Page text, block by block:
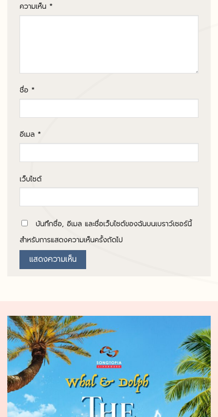
ความเห็น *
ชื่อ *
อีเมล *
เว็บไซต์
บันทึกชื่อ, อีเมล และชื่อเว็บไซต์ของฉันบนเบราว์เซอร์นี้
สำหรับการแสดงความเห็นครั้งถัดไป